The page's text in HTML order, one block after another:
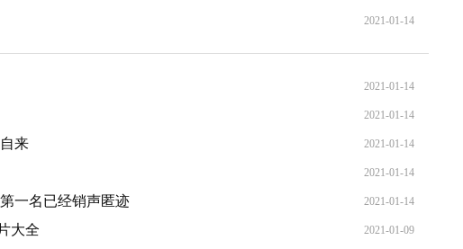
2021-01-14
2021-01-14
2021-01-14
来 2021-01-14
2021-01-14
一名已经销声匿迹 2021-01-14
大全 2021-01-09